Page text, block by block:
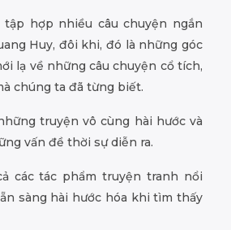
tập hợp nhiều câu chuyện ngắn
Huy, đôi khi, đó là những góc
lạ về những câu chuyện cổ tích,
chúng ta đã từng biết.
truyện vô cùng hài hước và
vấn đề thời sự diễn ra.
các tác phẩm truyện tranh nổi
sàng hài hước hóa khi tìm thấy